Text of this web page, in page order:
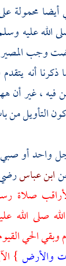
أيضا محمولة
الله عليه
وجب المصير
أنه
فيه ، غير أن
التأويل من
واحد أو
ابن عباسرضي
صلاة
صلى الله
الحي
والأرض }